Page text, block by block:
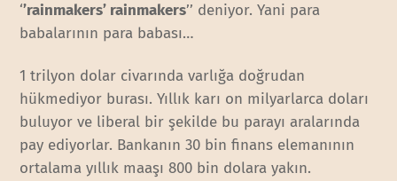
‘’rainmakers’ rainmakers’’ deniyor. Yani para
babalarının para babası…
1 trilyon dolar civarında varlığa doğrudan
hükmediyor burası. Yıllık karı on milyarlarca doları
buluyor ve liberal bir şekilde bu parayı aralarında
pay ediyorlar. Bankanın 30 bin finans elemanının
ortalama yıllık maaşı 800 bin dolara yakın.